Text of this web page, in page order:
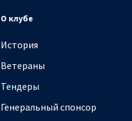
О клубе
История
Ветераны
Тендеры
Генеральный спонсор